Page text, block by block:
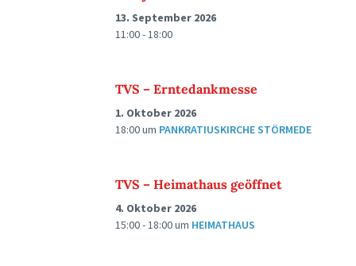
13. September 2026
11:00 - 18:00
TVS – Erntedankmesse
1. Oktober 2026
18:00um PANKRATIUSKIRCHE STÖRMEDE
TVS – Heimathaus geöffnet
4. Oktober 2026
15:00 - 18:00um HEIMATHAUS